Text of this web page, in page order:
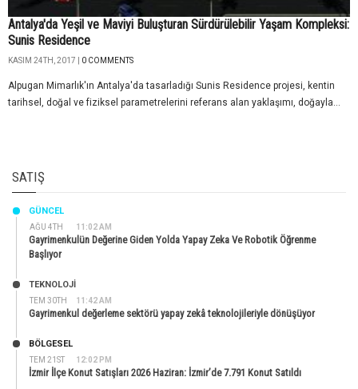
Antalya'da Yeşil ve Maviyi Buluşturan Sürdürülebilir Yaşam Kompleksi:
Sunis Residence
KASIM 24TH, 2017 | 0 COMMENTS
Alpugan Mimarlık'ın Antalya'da tasarladığı Sunis Residence projesi, kentin
tarihsel, doğal ve fiziksel parametrelerini referans alan yaklaşımı, doğayla...
SATIŞ
AĞU 4TH 11:02 AM
GÜNCEL
Gayrimenkulün Değerine Giden Yolda Yapay Zeka Ve Robotik Öğrenme
Başlıyor
TEM 30TH 11:42 AM
TEKNOLOJİ
Gayrimenkul değerleme sektörü yapay zekâ teknolojileriyle dönüşüyor
TEM 21ST 12:02 PM
BÖLGESEL
İzmir İlçe Konut Satışları 2026 Haziran: İzmir’de 7.791 Konut Satıldı